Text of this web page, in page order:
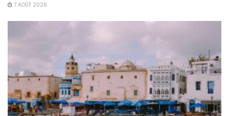
7 AOÛT 2026